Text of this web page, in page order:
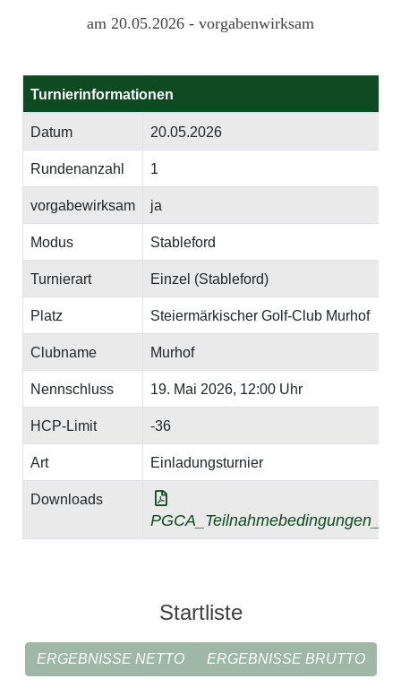
am 20.05.2026 - vorgabenwirksam
Turnierinformationen
Datum 20.05.2026
Rundenanzahl 1
vorgabewirksam ja
Modus Stableford
Turnierart Einzel (Stableford)
Platz Steiermärkischer Golf-Club Murhof
Clubname Murhof
Nennschluss 19. Mai 2026, 12:00 Uhr
HCP-Limit -36
Art Einladungsturnier
Downloads
Startliste
ERGEBNISSE NETTO ERGEBNISSE BRUTTO